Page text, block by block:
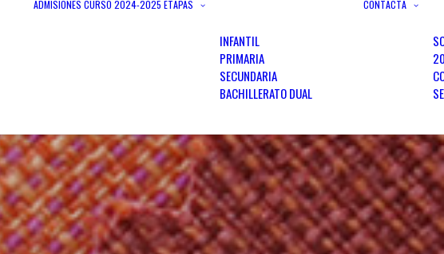
ADMISIONES CURSO 2024-2025 ETAPAS
INFANTIL
PRIMARIA
SECUNDARIA
BACHILLERATO DUAL
CONTACTA